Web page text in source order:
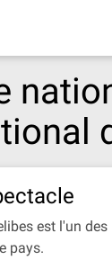
est l'un
pays.